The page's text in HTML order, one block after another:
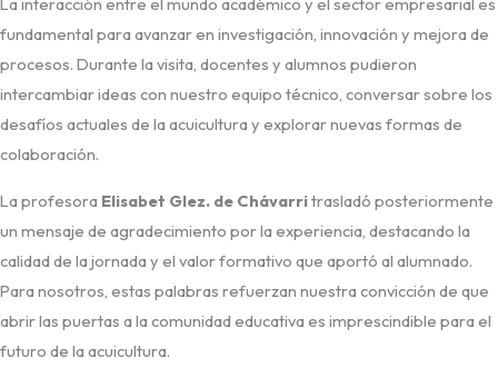
fundamental para avanzar en investigación, innovación y mejora de
procesos. Durante la visita, docentes y alumnos pudieron
intercambiar ideas con nuestro equipo técnico, conversar sobre los
desafíos actuales de la acuicultura y explorar nuevas formas de
colaboración.
La profesora Elisabet Glez. de Chávarritrasladó posteriormente
un mensaje de agradecimiento por la experiencia, destacando la
calidad de la jornada y el valor formativo que aportó al alumnado.
Para nosotros, estas palabras refuerzan nuestra convicción de que
abrir las puertas a la comunidad educativa es imprescindible para el
futuro de la acuicultura.